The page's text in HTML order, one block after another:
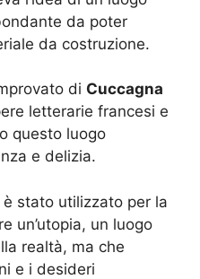
da poter
da costruzione.
di Cuccagna
letterarie francesi e
questo luogo
e delizia.
è stato utilizzato per la
un’utopia, un luogo
realtà, ma che
e i desideri